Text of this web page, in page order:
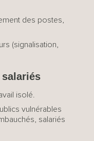
des postes,
(signalisation,
isolé.
vulnérables
salariés